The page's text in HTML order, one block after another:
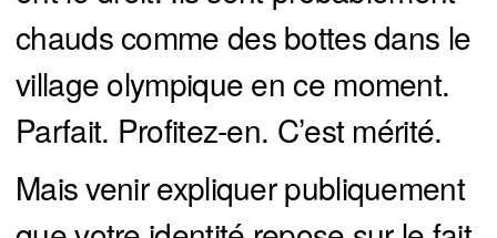
chauds comme des bottes dans le
village olympique en ce moment.
Parfait. Profitez-en. C’est mérité.
Mais venir expliquer publiquement